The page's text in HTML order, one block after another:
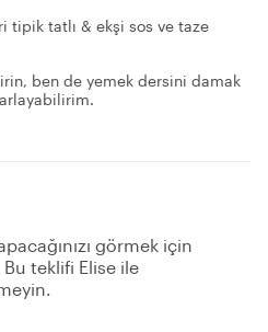
tipik tatlı & ekşi sos ve taze
ben de yemek dersini damak
görmek için
Bu teklifi Elise ile